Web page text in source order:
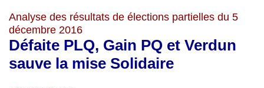
Analyse des résultats de élections partielles du 5
décembre 2016
Défaite PLQ, Gain PQ et Verdun
sauve la mise Solidaire